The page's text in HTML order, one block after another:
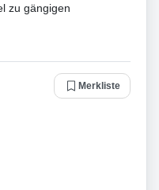
zu gängigen
Merkliste